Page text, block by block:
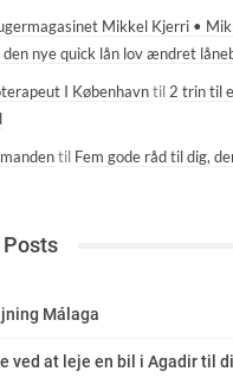
Mikkel Kjerri •
den nye quick lån lov ændret
I Københavntil2 trin til
til Fem gode råd til dig,
Posts
Málaga
ved at leje en bil i Agadir til